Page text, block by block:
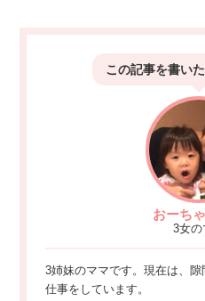
この記事を書いた
おーち
3女の
3姉妹のママです。現在は、
仕事をしています。